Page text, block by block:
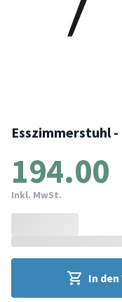
Esszimmerstuhl
194.00
Inkl. MwSt.
In